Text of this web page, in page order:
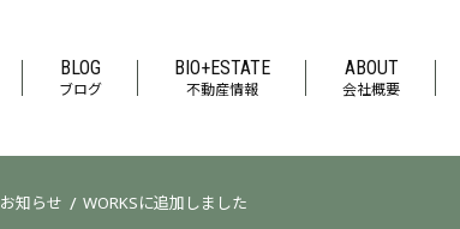
BLOG
ブログ
BIO+ESTATE
不動産情報
ABOUT
会社概要
お知らせ /WORKSに追加しました